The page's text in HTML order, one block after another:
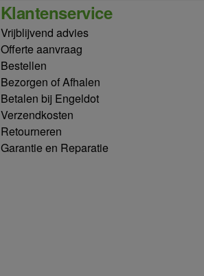
Klantenservice
Vrijblijvend advies
Offerte aanvraag
Bestellen
Bezorgen of Afhalen
Betalen bij Engeldot
Verzendkosten
Retourneren
Garantie en Reparatie